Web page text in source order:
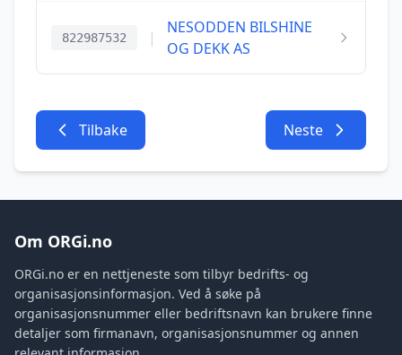
822987532 |
NESODDEN BILSHINE
OG DEKK AS
Tilbake Neste
Om ORGi.no
ORGi.no er en nettjeneste som tilbyr bedrifts- og
organisasjonsinformasjon. Ved å søke på
organisasjonsnummer eller bedriftsnavn kan brukere finne
detaljer som firmanavn, organisasjonsnummer og annen